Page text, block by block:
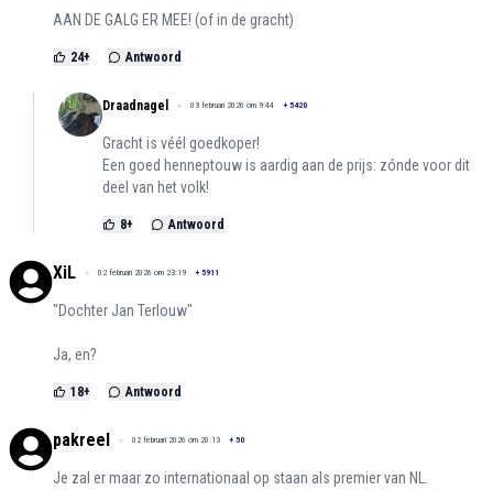
AAN DE GALG ER MEE! (of in de gracht)
24+ Antwoord
Draadnagel 03 februari 2026 om 9:44 + 5420
Gracht is véél goedkoper!
Een goed henneptouw is aardig aan de prijs: zónde voor dit
deel van het volk!
8+ Antwoord
XiL 02 februari 2026 om 23:19 + 5911
"Dochter Jan Terlouw"
Ja, en?
18+ Antwoord
pakreel 02 februari 2026 om 20:13 + 50
Je zal er maar zo internationaal op staan als premier van NL.